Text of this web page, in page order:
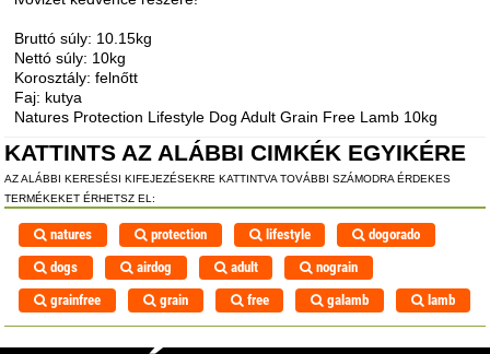
Bruttó súly: 10.15kg
Nettó súly: 10kg
Korosztály: felnőtt
Faj: kutya
Natures Protection Lifestyle Dog Adult Grain Free Lamb 10kg
KATTINTS AZ ALÁBBI CIMKÉK EGYIKÉRE
AZ ALÁBBI KERESÉSI KIFEJEZÉSEKRE KATTINTVA TOVÁBBI SZÁMODRA ÉRDEKES
TERMÉKEKET ÉRHETSZ EL:
natures protection lifestyle
dogorado
dogs
airdog adult
nograin
grainfree
grain free galamb lamb